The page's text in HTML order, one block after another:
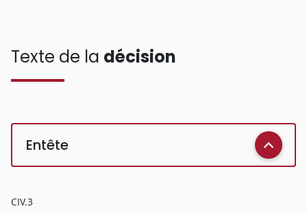
Texte de la décision
Entête
CIV.3